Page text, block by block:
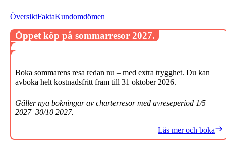
ÖversiktFaktaKundomdömen
Öppet köp på sommarresor 2027.
Boka sommarens resa redan nu – med extra trygghet. Du kan
avboka helt kostnadsfritt fram till 31 oktober 2026.
Gäller nya bokningar av charterresor med avreseperiod 1/5
2027–30/10 2027.
Läs mer och boka